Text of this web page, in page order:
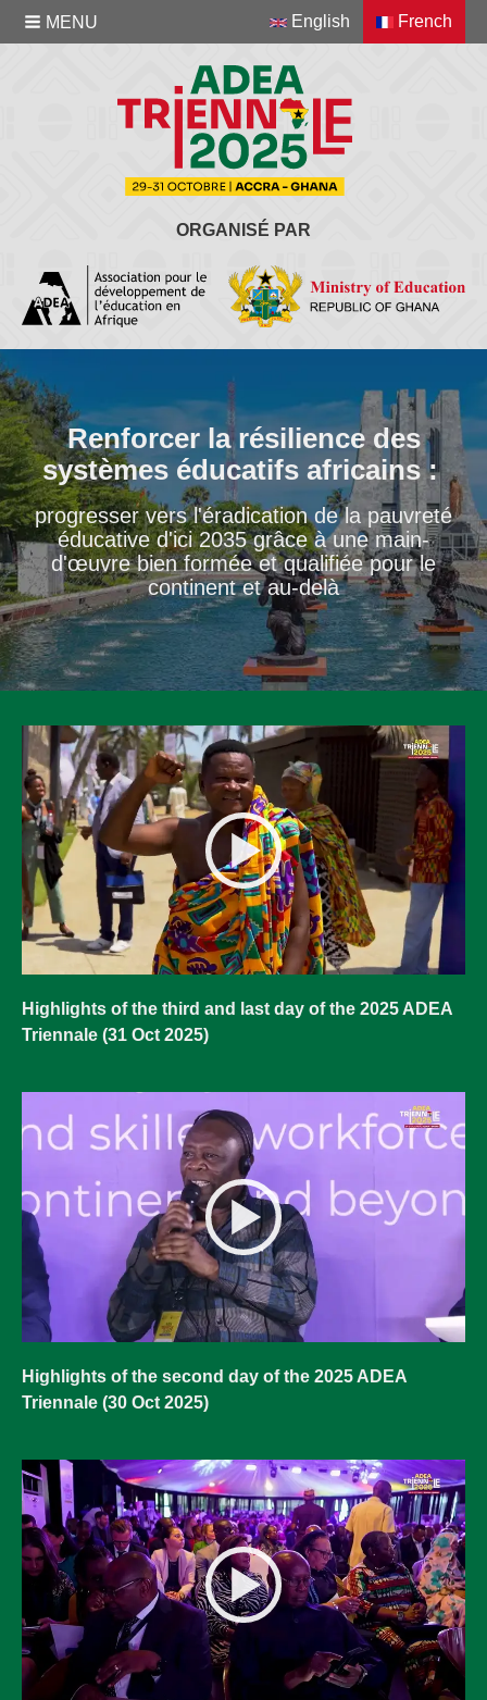
ORGANISÉ PAR
English French
MENU
Renforcer la résilience des
systèmes éducatifs africains :
progresser vers l'éradication de la pauvreté
éducative d'ici 2035 grâce à une main-
d'œuvre bien formée et qualifiée pour le
continent et au-delà
Highlights of the third and last day of the 2025 ADEA
Triennale (31 Oct 2025)
Highlights of the second day of the 2025 ADEA
Triennale (30 Oct 2025)